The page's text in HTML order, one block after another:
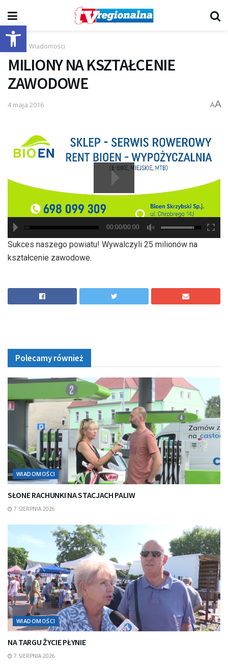
Otwórz pasek narzędzi
Start Wiadomości
MILIONY NA KSZTAŁCENIE
ZAWODOWE
4 maja 2016 AA
hd2880
hd2160
hd2160
hd1440
highres
hd1080
hd720
large
medium
small
tiny
00:00/00:00
Sukces naszego powiatu! Wywalczyli 25 milionów na
kształcenie zawodowe.
Polecamy również
WIADOMOŚCI
SŁONE RACHUNKI NA STACJACH PALIW
7 SIERPNIA 2026
WIADOMOŚCI
NA TARGU ŻYCIE PŁYNIE
7 SIERPNIA 2026